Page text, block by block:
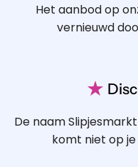
Het aanbod op
vernieuwd
★
De naam
komt niet op